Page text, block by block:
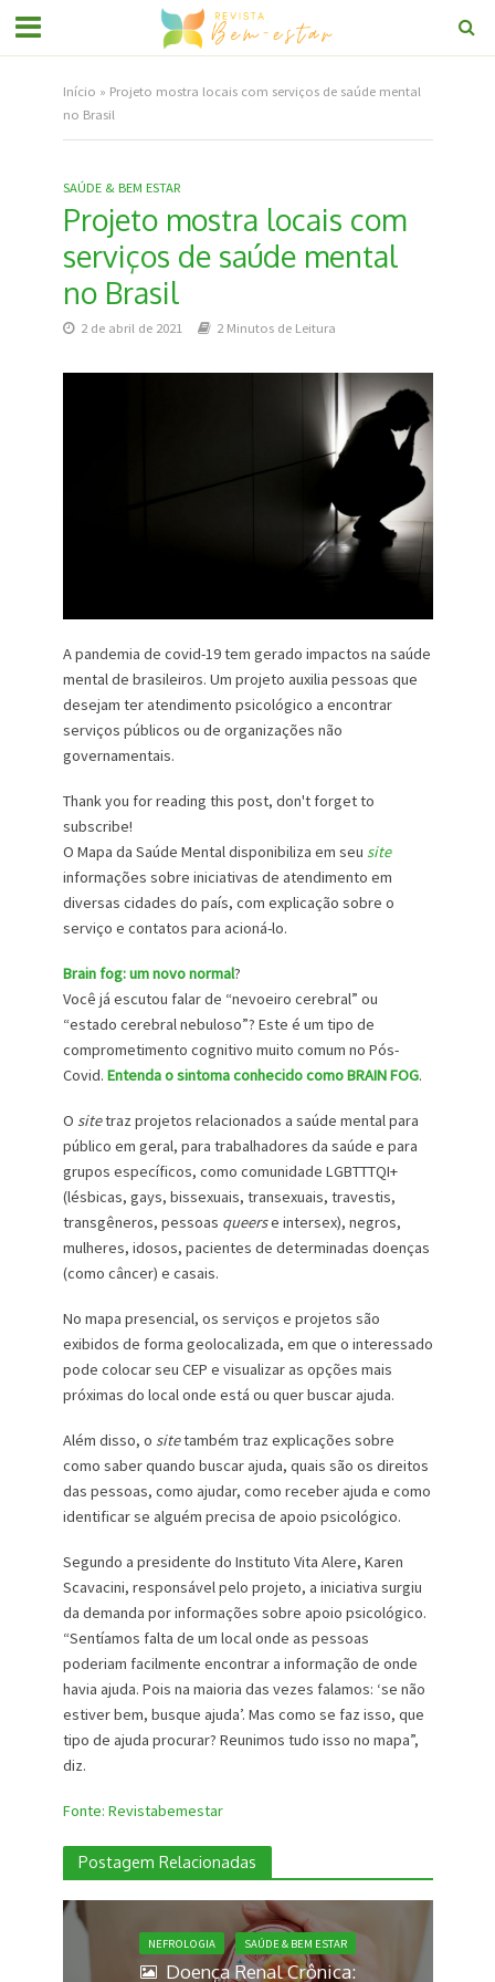
Início » Projeto mostra locais com serviços de saúde mental
no Brasil
SAÚDE & BEM ESTAR
Projeto mostra locais com
serviços de saúde mental
no Brasil
2 de abril de 2021 2 Minutos de Leitura
A pandemia de covid-19 tem gerado impactos na saúde
mental de brasileiros. Um projeto auxilia pessoas que
desejam ter atendimento psicológico a encontrar
serviços públicos ou de organizações não
governamentais.
Thank you for reading this post, don't forget to
subscribe!
O Mapa da Saúde Mental disponibiliza em seu site
informações sobre iniciativas de atendimento em
diversas cidades do país, com explicação sobre o
serviço e contatos para acioná-lo.
Brain fog: um novo normal?
Você já escutou falar de “nevoeiro cerebral” ou
“estado cerebral nebuloso”? Este é um tipo de
comprometimento cognitivo muito comum no Pós-
Covid. Entenda o sintoma conhecido como BRAIN FOG.
O sitetraz projetos relacionados a saúde mental para
público em geral, para trabalhadores da saúde e para
grupos específicos, como comunidade LGBTTTQI+
(lésbicas, gays, bissexuais, transexuais, travestis,
transgêneros, pessoas queerse intersex), negros,
mulheres, idosos, pacientes de determinadas doenças
(como câncer) e casais.
No mapa presencial, os serviços e projetos são
exibidos de forma geolocalizada, em que o interessado
pode colocar seu CEP e visualizar as opções mais
próximas do local onde está ou quer buscar ajuda.
Além disso, o sitetambém traz explicações sobre
como saber quando buscar ajuda, quais são os direitos
das pessoas, como ajudar, como receber ajuda e como
identificar se alguém precisa de apoio psicológico.
Segundo a presidente do Instituto Vita Alere, Karen
Scavacini, responsável pelo projeto, a iniciativa surgiu
da demanda por informações sobre apoio psicológico.
“Sentíamos falta de um local onde as pessoas
poderiam facilmente encontrar a informação de onde
havia ajuda. Pois na maioria das vezes falamos: ‘se não
estiver bem, busque ajuda’. Mas como se faz isso, que
tipo de ajuda procurar? Reunimos tudo isso no mapa”,
diz.
Fonte: Revistabemestar
Postagem Relacionadas
NEFROLOGIA SAÚDE & BEM ESTAR
Doença Renal Crônica: